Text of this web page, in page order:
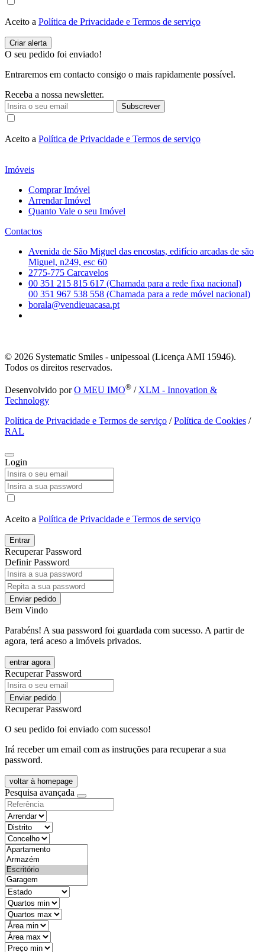
Aceito a Política de Privacidade e Termos de serviço
O seu pedido foi enviado!
Entraremos em contacto consigo o mais rapidamente possível.
Receba a nossa newsletter.
Subscrever
Aceito a Política de Privacidade e Termos de serviço
Imóveis
Comprar Imóvel
Arrendar Imóvel
Quanto Vale o seu Imóvel
Contactos
Avenida de São Miguel das encostas, edifício arcadas de são
Miguel, n249, esc 60
2775-775 Carcavelos
00 351 215 815 617 (Chamada para a rede fixa nacional)
00 351 967 538 558 (Chamada para a rede móvel nacional)
borala@vendieuacasa.pt
© 2026 Systematic Smiles - unipessoal (Licença AMI 15946).
Todos os direitos reservados.
Desenvolvido porO MEU IMO® / XLM - Innovation &
Technology
Política de Privacidade e Termos de serviço /Política de Cookies /
RAL
Login
Aceito a Política de Privacidade e Termos de serviço
Entrar
Recuperar Password
Definir Password
Enviar pedido
Bem Vindo
Parabéns! A sua password foi guardada com sucesso. A partir de
agora, terá aceso a imóveis privados.
entrar agora
Recuperar Password
Enviar pedido
Recuperar Password
O seu pedido foi enviado com sucesso!
Irá receber um email com as instruções para recuperar a sua
password.
voltar à homepage
Pesquisa avançada
objective
districtId
countyId
types
state
mintypo
maxtypo
minarea
maxarea
minprice